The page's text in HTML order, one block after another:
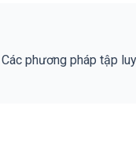
Các phương pháp tập